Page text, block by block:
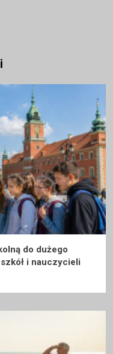
do dużego
i nauczycieli